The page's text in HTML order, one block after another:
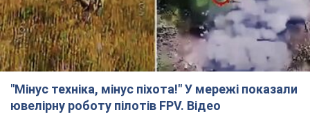
"Мінус техніка, мінус піхота!" У мережі показали
ювелірну роботу пілотів FPV. Відео